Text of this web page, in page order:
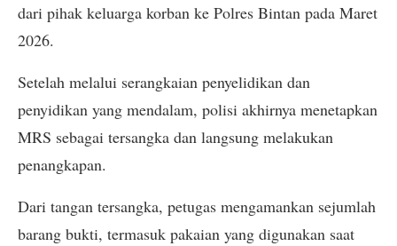
dari pihak keluarga korban ke Polres Bintan pada Maret
2026.
Setelah melalui serangkaian penyelidikan dan
penyidikan yang mendalam, polisi akhirnya menetapkan
MRS sebagai tersangka dan langsung melakukan
penangkapan.
Dari tangan tersangka, petugas mengamankan sejumlah
barang bukti, termasuk pakaian yang digunakan saat